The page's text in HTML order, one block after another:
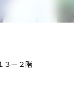
３ー２階